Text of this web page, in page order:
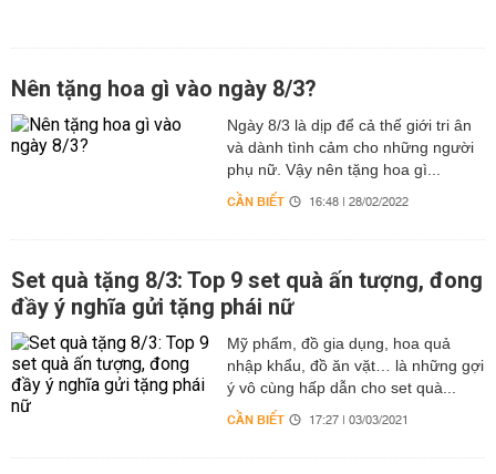
Nên tặng hoa gì vào ngày 8/3?
Ngày 8/3 là dịp để cả thế giới tri ân
và dành tình cảm cho những người
phụ nữ. Vậy nên tặng hoa gì...
CẦN BIẾT 16:48 | 28/02/2022
Set quà tặng 8/3: Top 9 set quà ấn tượng, đong
đầy ý nghĩa gửi tặng phái nữ
Mỹ phẩm, đồ gia dụng, hoa quả
nhập khẩu, đồ ăn vặt… là những gợi
ý vô cùng hấp dẫn cho set quà...
CẦN BIẾT 17:27 | 03/03/2021